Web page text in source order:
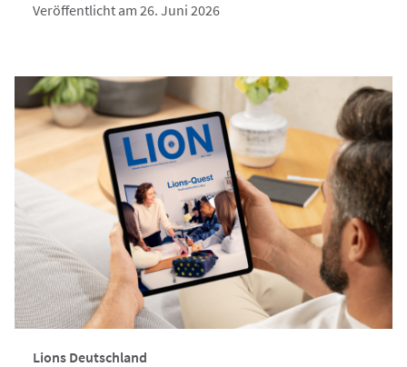
Veröffentlicht am 26. Juni 2026
Lions Deutschland